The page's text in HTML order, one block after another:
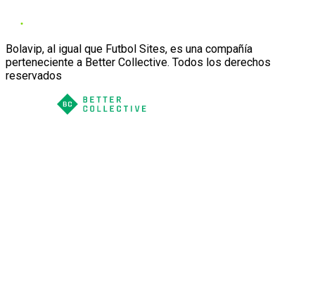
Bolavip, al igual que Futbol Sites, es una compañía
perteneciente a Better Collective. Todos los derechos
reservados